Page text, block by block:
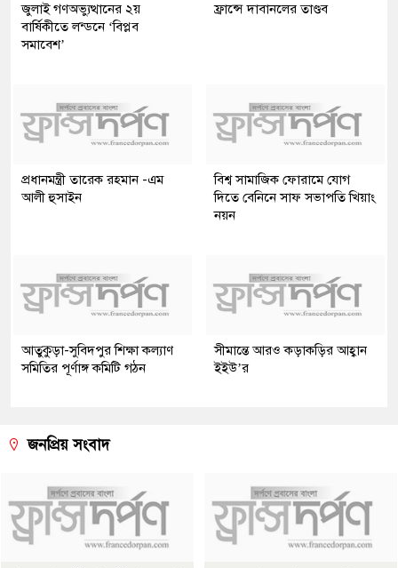
জুলাই গণঅভ্যুত্থানের ২য়
বার্ষিকীতে লন্ডনে ‘বিপ্লব
সমাবেশ’
ফ্রান্সে দাবানলের তাণ্ডব
প্রধানমন্ত্রী তারেক রহমান -এম
আলী হুসাইন
বিশ্ব সামাজিক ফোরামে যোগ
দিতে বেনিনে সাফ সভাপতি খিয়াং
নয়ন
আতুকুড়া-সুবিদপুর শিক্ষা কল্যাণ
সমিতির পূর্ণাঙ্গ কমিটি গঠন
সীমান্তে আরও কড়াকড়ির আহ্বান
ইইউ’র
জনপ্রিয় সংবাদ